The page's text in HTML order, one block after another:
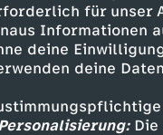
für unser
Informationen
deine
deine
Die
sagen! Tate Mc
(ft.
klärt bei $AFE
Formate wie
ihr hier
deckt